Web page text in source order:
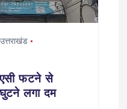
उत्तराखंड
एसी फटने से
लगा दम